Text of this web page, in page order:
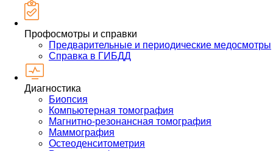
Профосмотры и справки
Предварительные и периодические медосмотры
Справка в ГИБДД
Диагностика
Биопсия
Компьютерная томография
Магнитно-резонансная томография
Маммография
Остеоденситометрия